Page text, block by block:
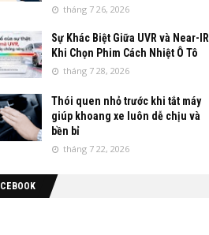
tháng 7 26, 2026
Sự Khác Biệt Giữa UVR và Near-IR
Khi Chọn Phim Cách Nhiệt Ô Tô
tháng 7 28, 2026
Thói quen nhỏ trước khi tắt máy
giúp khoang xe luôn dễ chịu và
bền bỉ
tháng 7 22, 2026